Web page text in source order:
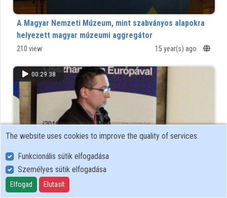
A Magyar Nemzeti Múzeum, mint szabványos alapokra
helyezett magyar múzeumi aggregátor
210 view 15 year(s) ago
00:29:38
Oszd meg és uralkodj!
The website uses cookies to improve the quality of services.
Funkcionális sütik elfogadása
Személyes sütik elfogadása
Elfogad Elutasít